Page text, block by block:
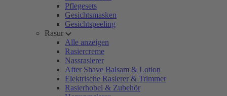
Pflegesets
Gesichtsmasken
Gesichtspeeling
Rasur
Alle anzeigen
Rasiercreme
Nassrasierer
After Shave Balsam & Lotion
Elektrische Rasierer & Trimmer
Rasierhobel & Zubehör